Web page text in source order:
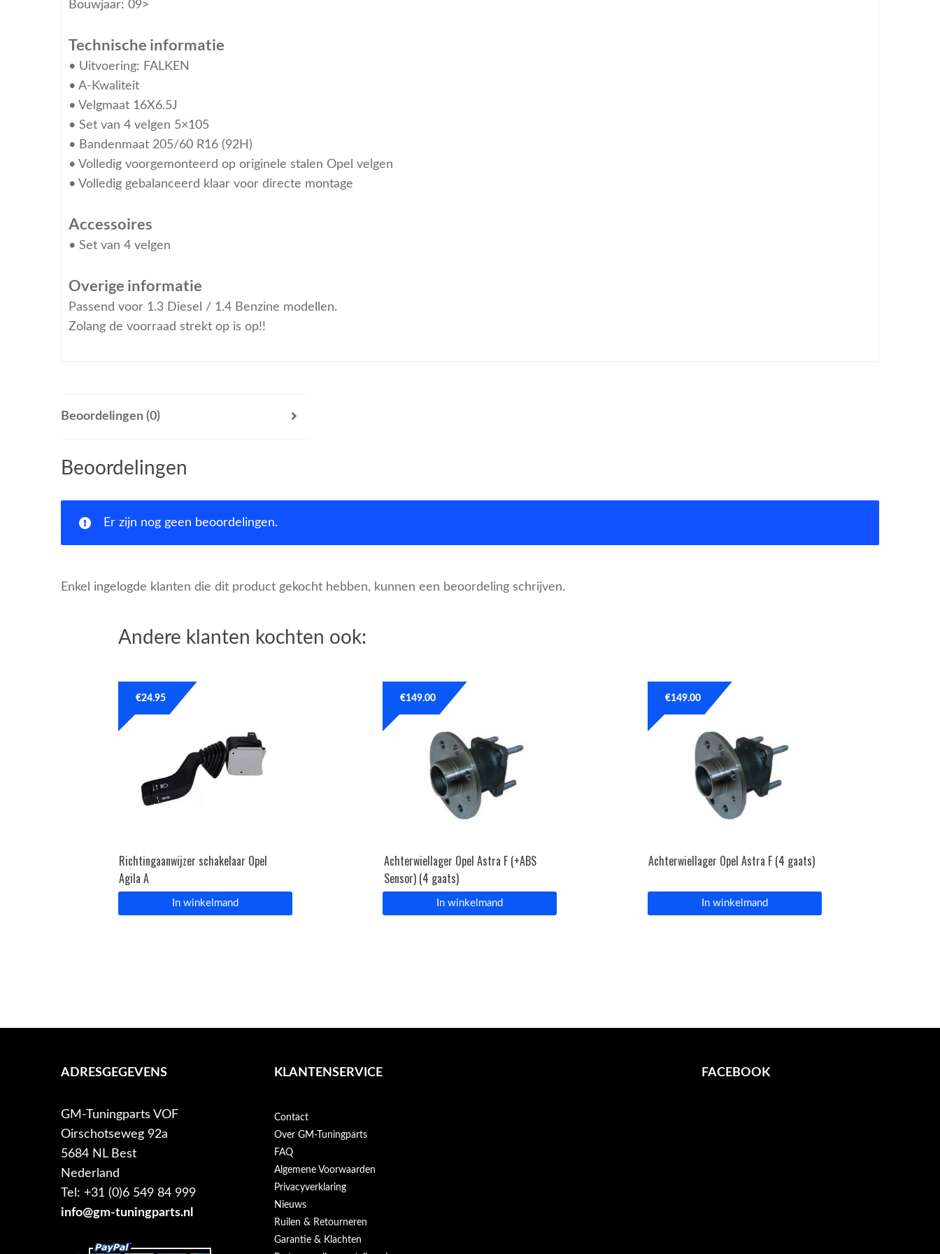
Bouwjaar: 09>
Technische informatie
• Uitvoering: FALKEN
• A-Kwaliteit
• Velgmaat 16X6.5J
• Set van 4 velgen 5×105
• Bandenmaat 205/60 R16 (92H)
• Volledig voorgemonteerd op originele stalen Opel velgen
• Volledig gebalanceerd klaar voor directe montage
Accessoires
• Set van 4 velgen
Overige informatie
Passend voor 1.3 Diesel / 1.4 Benzine modellen.
Zolang de voorraad strekt op is op!!
Beoordelingen (0)
Beoordelingen
Er zijn nog geen beoordelingen.
Enkel ingelogde klanten die dit product gekocht hebben, kunnen een beoordeling schrijven.
Andere klanten kochten ook:
Richtingaanwijzer schakelaar Opel
Agila A
€24.95
In winkelmand
Achterwiellager Opel Astra F (+ABS
Sensor) (4 gaats)
€149.00
In winkelmand
Achterwiellager Opel Astra F (4 gaats)
€149.00
In winkelmand
ADRESGEGEVENS
GM-Tuningparts VOF
Oirschotseweg 92a
5684 NL Best
Nederland
Tel: +31 (0)6 549 84 999
info@gm-tuningparts.nl
KLANTENSERVICE
Contact
Over GM-Tuningparts
FAQ
Algemene Voorwaarden
Privacyverklaring
Nieuws
Ruilen & Retourneren
Garantie & Klachten
FACEBOOK